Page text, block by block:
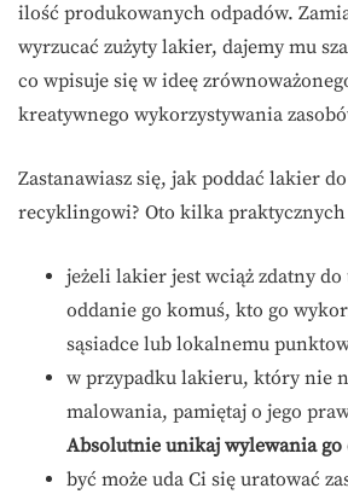
ilość produkowanych odpadów.
wyrzucać zużyty lakier, dajemy mu
co wpisuje się w ideę
kreatywnego wykorzystywania
Zastanawiasz się, jak poddać lakier
recyklingowi? Oto kilka
jeżeli lakier jest wciąż zdatny
oddanie go komuś, kto go
sąsiadce lub lokalnemu
w przypadku lakieru, który nie
malowania, pamiętaj o jego
Absolutnie unikaj wylewania go
być może uda Ci się uratować